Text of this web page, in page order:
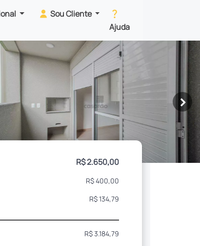
Sou Cliente
Ajuda
>
R$ 2.650,00
R$ 400,00
R$ 134,79
R$ 3.184,79